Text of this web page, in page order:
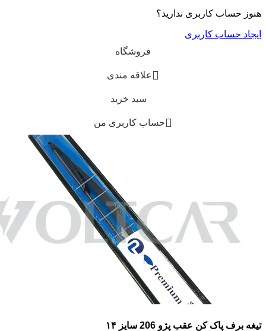
هنوز حساب کاربری ندارید؟
ایجاد حساب کاربری
فروشگاه
علاقه مندی
سبد خرید
حساب کاربری من
تیغه برف پاک کن عقب پژو 206 سایز ۱۴